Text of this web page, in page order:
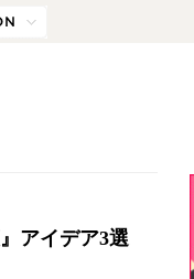
アイデア3選